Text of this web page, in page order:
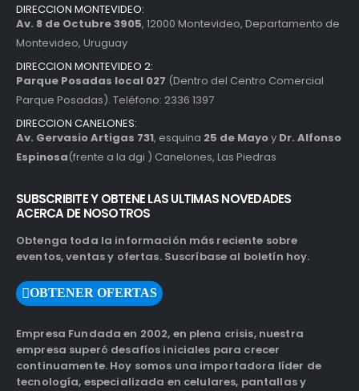
DIRECCION MONTEVIDEO:
Av. 8 de Octubre 3905, 12000 Montevideo, Departamento de
Montevideo, Uruguay
DIRECCION MONTEVIDEO 2:
Parque Posadas local 027 (Dentro del Centro Comercial
Parque Posadas). Teléfono: 2336 1397
DIRECCION CANELONES:
Av. Gervasio Artigas 731, esquina 25 de Mayoy Dr. Alfonso
Espinosa(frente a la dgi ) Canelones, Las Piedras
SUBSCRIBITE Y OBTENE LAS ULTIMAS NOVEDADES
ACERCA DE NOSOTROS
Obtenga toda la información más reciente sobre
eventos, ventas y ofertas. Suscríbase al boletín hoy.
OBTENER OFERTAS
Empresa Fundada en 2002, en plena crisis, nuestra
empresa superó desafíos iniciales para crecer
continuamente. Hoy somos una importadora líder de
tecnología, especializada en celulares, pantallas y